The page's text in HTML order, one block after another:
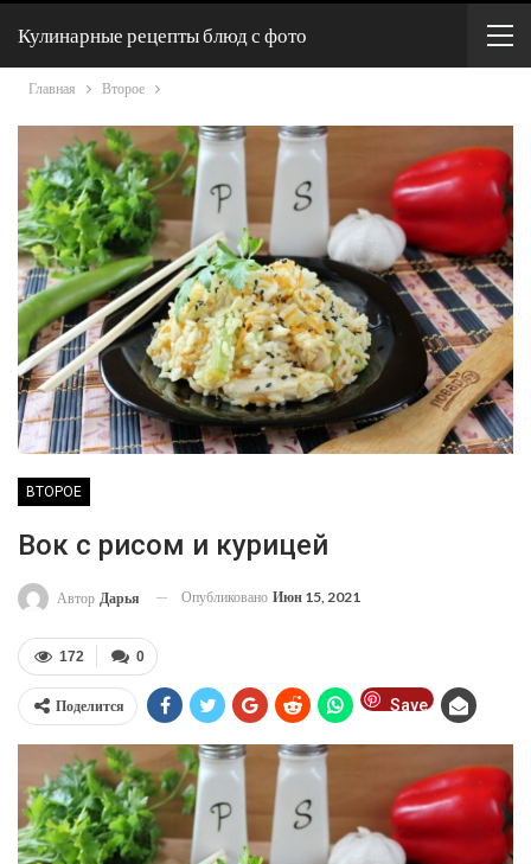
Кулинарные рецепты блюд с фото
Главная Второе
ВТОРОЕ
Вок с рисом и курицей
Автор Дарья Опубликовано Июн 15, 2021
0
172
Поделится Save